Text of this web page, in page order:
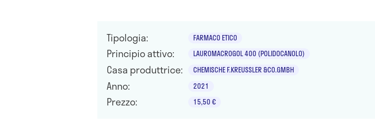
Tipologia: FARMACO ETICO
Principio attivo: LAUROMACROGOL 400 (POLIDOCANOLO)
Casa produttrice: CHEMISCHE F.KREUSSLER &CO.GMBH
Anno: 2021
Prezzo: 15,50 €